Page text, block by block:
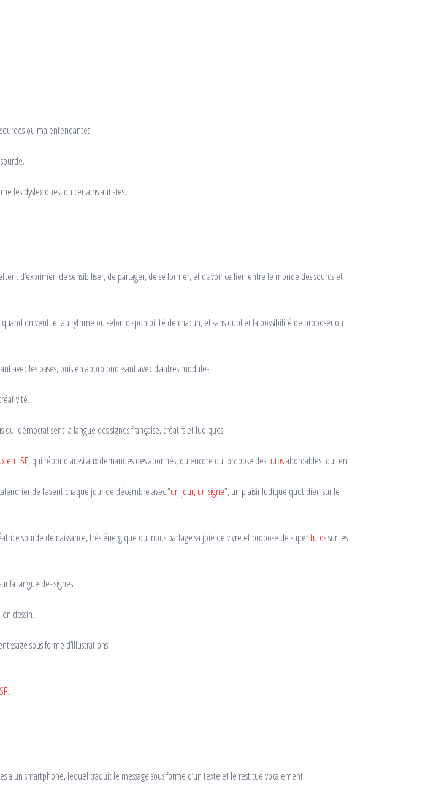
ou malentendantes.
les dyslexiques, ou certains autistes.
d’exprimer, de sensibiliser, de partager, de se former, et d’avoir ce lien entre le monde des sourds et
on veut, et au rythme ou selon disponibilité de chacun, et sans oublier la possibilité de proposer ou
avec les bases, puis en approfondissant avec d’autres modules.
démocratisent la langue des signes française, créatifs et ludiques.
en LSF, qui répond aussi aux demandes des abonnés, ou encore qui propose destutosabordables tout en
de l’avent chaque jour de décembre avec “un jour, un signe”, un plaisir ludique quotidien sur le
sourde de naissance, très énergique qui nous partage sa joie de vivre et propose de supertutossur les
la langue des signes.
dessin.
sous forme d’illustrations.
.
à un smartphone, lequel traduit le message sous forme d’un texte et le restitue vocalement.